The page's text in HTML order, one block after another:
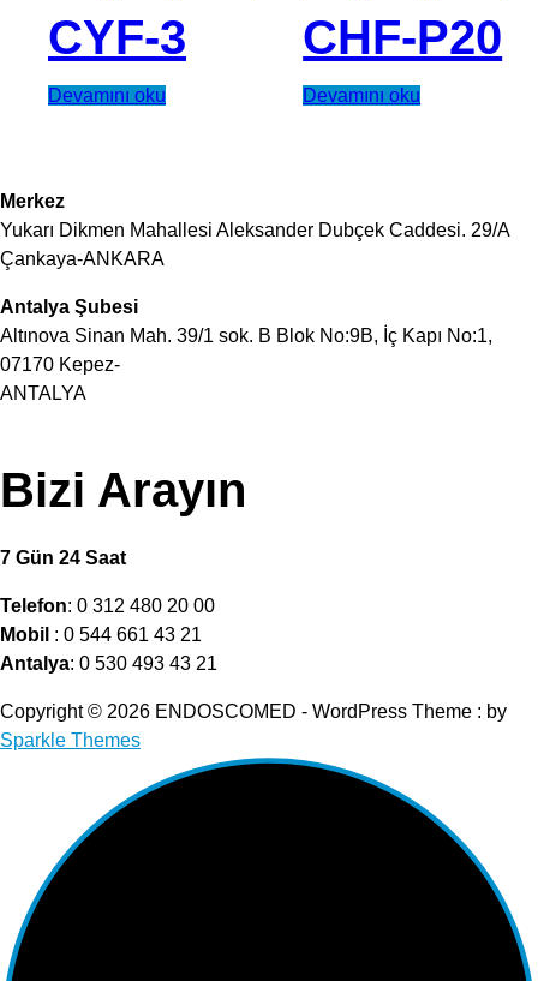
CYF-3
Devamını oku
CHF-P20
Devamını oku
Merkez
Yukarı Dikmen Mahallesi Aleksander Dubçek Caddesi. 29/A
Çankaya-ANKARA
Antalya Şubesi
Altınova Sinan Mah. 39/1 sok. B Blok No:9B, İç Kapı No:1,
07170 Kepez-
ANTALYA
Bizi Arayın
7 Gün 24 Saat
Telefon: 0 312 480 20 00
Mobil : 0 544 661 43 21
Antalya: 0 530 493 43 21
Copyright © 2026 ENDOSCOMED - WordPress Theme : by
Sparkle Themes